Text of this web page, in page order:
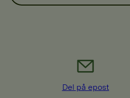
Del på epost